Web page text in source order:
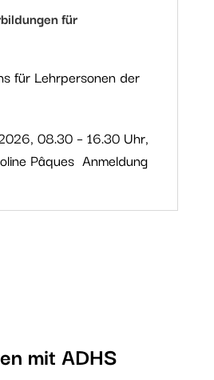
für
für Lehrpersonen der
08.30 – 16.30 Uhr,
Pâques Anmeldung
mit ADHS